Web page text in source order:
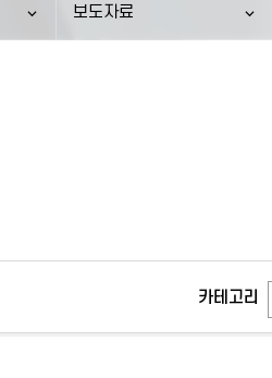
보도자료
카테고리